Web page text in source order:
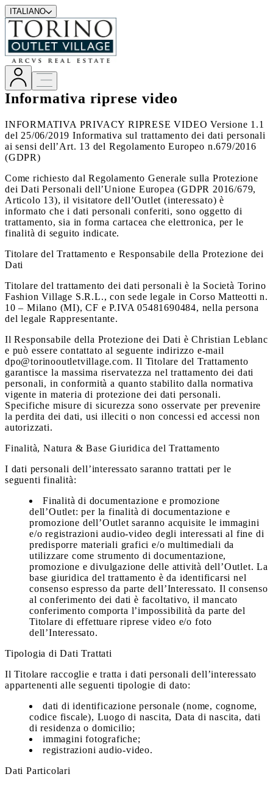
ITALIANO
Informativa riprese video
INFORMATIVA PRIVACY RIPRESE VIDEO Versione 1.1
del 25/06/2019 Informativa sul trattamento dei dati personali
ai sensi dell’Art. 13 del Regolamento Europeo n.679/2016
(GDPR)
Come richiesto dal Regolamento Generale sulla Protezione
dei Dati Personali dell’Unione Europea (GDPR 2016/679,
Articolo 13), il visitatore dell’Outlet (interessato) è
informato che i dati personali conferiti, sono oggetto di
trattamento, sia in forma cartacea che elettronica, per le
finalità di seguito indicate.
Titolare del Trattamento e Responsabile della Protezione dei
Dati
Titolare del trattamento dei dati personali è la Società Torino
Fashion Village S.R.L., con sede legale in Corso Matteotti n.
10 – Milano (MI), CF e P.IVA 05481690484, nella persona
del legale Rappresentante.
Il Responsabile della Protezione dei Dati è Christian Leblanc
e può essere contattato al seguente indirizzo e-mail
dpo@torinooutletvillage.com. Il Titolare del Trattamento
garantisce la massima riservatezza nel trattamento dei dati
personali, in conformità a quanto stabilito dalla normativa
vigente in materia di protezione dei dati personali.
Specifiche misure di sicurezza sono osservate per prevenire
la perdita dei dati, usi illeciti o non concessi ed accessi non
autorizzati.
Finalità, Natura & Base Giuridica del Trattamento
I dati personali dell’interessato saranno trattati per le
seguenti finalità:
Finalità di documentazione e promozione
dell’Outlet: per la finalità di documentazione e
promozione dell’Outlet saranno acquisite le immagini
e/o registrazioni audio-video degli interessati al fine di
predisporre materiali grafici e/o multimediali da
utilizzare come strumento di documentazione,
promozione e divulgazione delle attività dell’Outlet. La
base giuridica del trattamento è da identificarsi nel
consenso espresso da parte dell’Interessato. Il consenso
al conferimento dei dati è facoltativo, il mancato
conferimento comporta l’impossibilità da parte del
Titolare di effettuare riprese video e/o foto
dell’Interessato.
Tipologia di Dati Trattati
Il Titolare raccoglie e tratta i dati personali dell’interessato
appartenenti alle seguenti tipologie di dato:
dati di identificazione personale (nome, cognome,
codice fiscale), Luogo di nascita, Data di nascita, dati
di residenza o domicilio;
immagini fotografiche;
registrazioni audio-video.
Dati Particolari